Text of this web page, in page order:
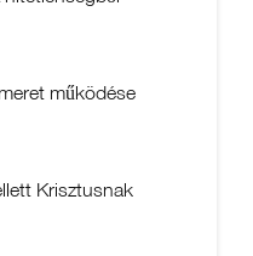
működése
Krisztusnak